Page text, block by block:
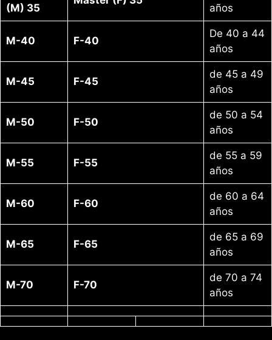
(M) 35
años
M-40 F-40
De 40 a 44
años
M-45 F-45
de 45 a 49
años
M-50 F-50
de 50 a 54
años
M-55 F-55
de 55 a 59
años
M-60 F-60
de 60 a 64
años
M-65 F-65
de 65 a 69
años
M-70 F-70
de 70 a 74
años